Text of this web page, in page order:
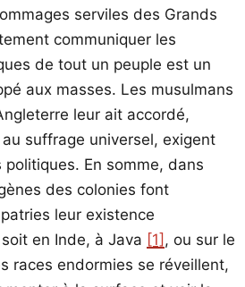
serviles des Grands
communiquer les
de tout un peuple est un
aux masses. Les musulmans
leur ait accordé,
suffrage universel, exigent
En somme, dans
des colonies font
leur existence
soit en Inde, à Java [1] , ou sur le
races endormies se réveillent,